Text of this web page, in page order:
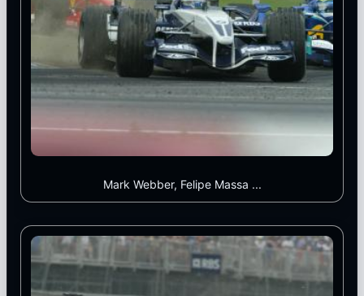
Mark Webber, Felipe Massa ...